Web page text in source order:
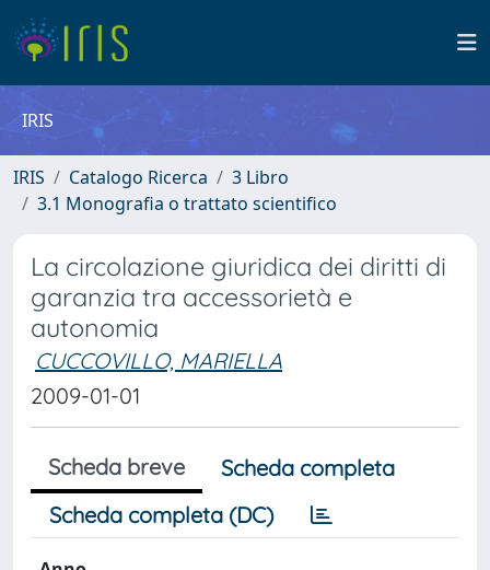
IRIS
IRIS Catalogo Ricerca
3 Libro
3.1 Monografia o trattato scientifico
La circolazione giuridica dei diritti di
garanzia tra accessorietà e
autonomia
CUCCOVILLO, MARIELLA
2009-01-01
Scheda breve
Scheda completa
Scheda completa (DC)